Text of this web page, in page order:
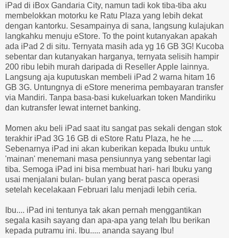
iPad di iBox Gandaria City, namun tadi kok tiba-tiba aku
membelokkan motorku ke Ratu Plaza yang lebih dekat
dengan kantorku. Sesampainya di sana, langsung kulajukan
langkahku menuju eStore. To the point kutanyakan apakah
ada iPad 2 di situ. Ternyata masih ada yg 16 GB 3G! Kucoba
sebentar dan kutanyakan harganya, ternyata selisih hampir
200 ribu lebih murah daripada di Reseller Apple lainnya.
Langsung aja kuputuskan membeli iPad 2 warna hitam 16
GB 3G. Untungnya di eStore menerima pembayaran transfer
via Mandiri. Tanpa basa-basi kukeluarkan token Mandiriku
dan kutransfer lewat internet banking.
Momen aku beli iPad saat itu sangat pas sekali dengan stok
terakhir iPad 3G 16 GB di eStore Ratu Plaza, he he .....
Sebenarnya iPad ini akan kuberikan kepada Ibuku untuk
'mainan' menemani masa pensiunnya yang sebentar lagi
tiba. Semoga iPad ini bisa membuat hari- hari Ibuku yang
usai menjalani bulan- bulan yang berat pasca operasi
setelah kecelakaan Februari lalu menjadi lebih ceria.
Ibu.... iPad ini tentunya tak akan pernah menggantikan
segala kasih sayang dan apa-apa yang telah Ibu berikan
kepada putramu ini. Ibu..... ananda sayang Ibu!